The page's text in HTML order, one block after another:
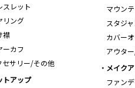
マウン
スタジ
カバー
アウタ
スレット
リング
襟
ーカフ
セサリー/その他
メイク
ファン
トアップ